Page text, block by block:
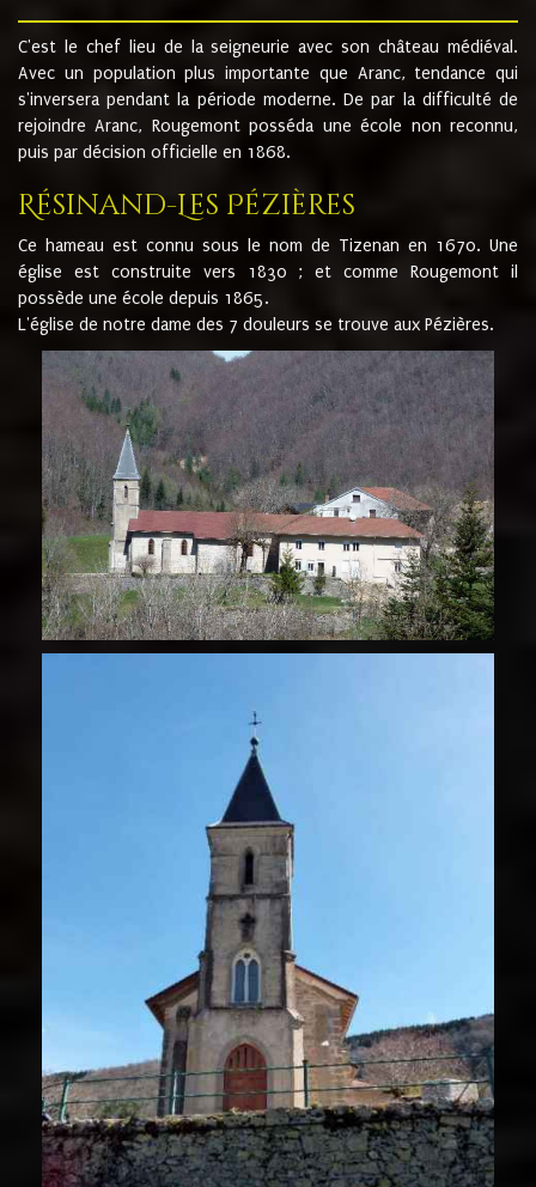
C'est le chef lieu de la seigneurie avec son château médiéval.
Avec un population plus importante que Aranc, tendance qui
s'inversera pendant la période moderne. De par la difficulté de
rejoindre Aranc, Rougemont posséda une école non reconnu,
puis par décision officielle en 1868.
Résinand-Les Pézières
Ce hameau est connu sous le nom de Tizenan en 1670. Une
église est construite vers 1830 ; et comme Rougemont il
possède une école depuis 1865.
L'église de notre dame des 7 douleurs se trouve aux Pézières.